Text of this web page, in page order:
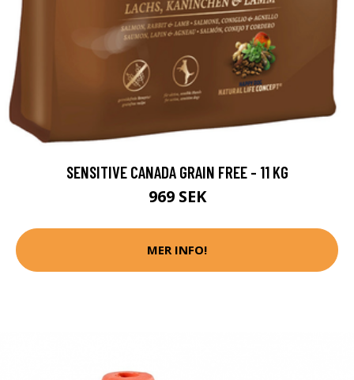
SENSITIVE CANADA GRAIN FREE - 11 KG
969 SEK
MER INFO!